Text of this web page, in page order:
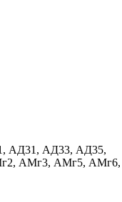
АД31, АД33, АД35,
АМг3, АМг5, АМг6,